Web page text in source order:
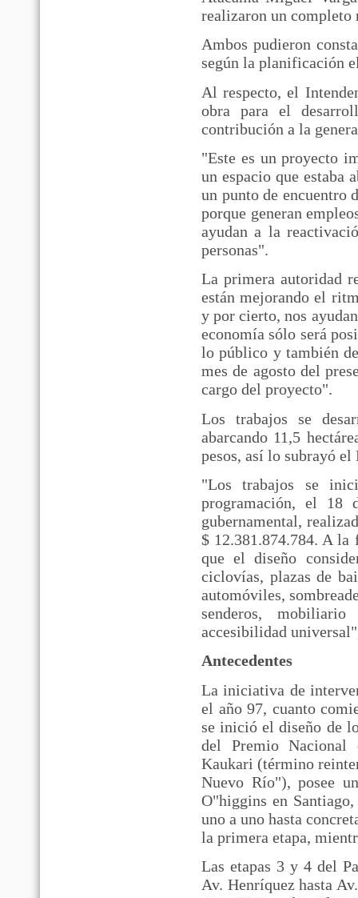
realizaron un
Ambos pudieron
según la planificación
Al respecto, el
obra para el
contribución a la
"Este es un proyecto
un espacio que estaba
un punto de encuentro
porque generan
ayudan a la
personas".
La primera autoridad
están mejorando el
y por cierto, nos
economía sólo será
lo público y también
mes de agosto del
cargo del proyecto".
Los trabajos se
abarcando 11,5
pesos, así lo subrayó
"Los trabajos se
programación, el 18
gubernamental,
$ 12.381.874.784. A la
que el diseño
ciclovías, plazas de
automóviles,
senderos,
accesibilidad
Antecedentes
La iniciativa de
el año 97, cuanto
se inició el diseño de
del Premio Nacional
Kaukari (término
Nuevo Río"), posee
O"higgins en
uno a uno hasta
la primera etapa,
Las etapas 3 y 4 del
Av. Henríquez hasta